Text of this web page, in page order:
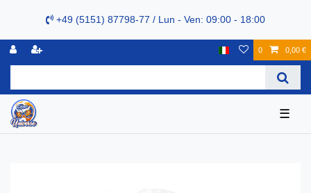
+49 (5151) 87798-77 / Lun - Ven: 09:00 - 18:00
0 0,00 €
☰